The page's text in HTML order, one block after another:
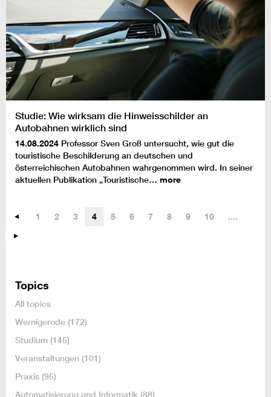
Studie: Wie wirksam die Hinweisschilder an
Autobahnen wirklich sind
14.08.2024 Professor Sven Groß untersucht, wie gut die
touristische Beschilderung an deutschen und
österreichischen Autobahnen wahrgenommen wird. In seiner
aktuellen Publikation „Touristische… more
1 2 3 4 5 6 7 8 9 10 ....
Topics
All topics
Wernigerode (172)
Studium (145)
Veranstaltungen (101)
Praxis (95)
Automatisierung und Informatik (88)